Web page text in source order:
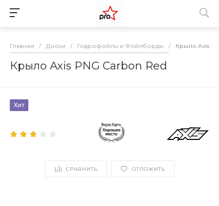
Главная / Доски / Гидрофойлы и Фойлборды / Крыло Axis
Крыло Axis PNG Carbon Red
Хит
СРАВНИТЬ ОТЛОЖИТЬ